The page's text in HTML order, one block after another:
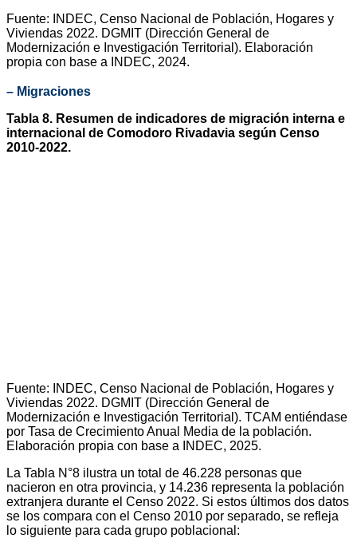
Fuente: INDEC, Censo Nacional de Población, Hogares y
Viviendas 2022. DGMIT (Dirección General de
Modernización e Investigación Territorial). Elaboración
propia con base a INDEC, 2024.
– Migraciones
Tabla 8. Resumen de indicadores de migración interna e
internacional de Comodoro Rivadavia según Censo
2010-2022.
Fuente: INDEC, Censo Nacional de Población, Hogares y
Viviendas 2022. DGMIT (Dirección General de
Modernización e Investigación Territorial). TCAM entiéndase
por Tasa de Crecimiento Anual Media de la población.
Elaboración propia con base a INDEC, 2025.
La Tabla N°8 ilustra un total de 46.228 personas que
nacieron en otra provincia, y 14.236 representa la población
extranjera durante el Censo 2022. Si estos últimos dos datos
se los compara con el Censo 2010 por separado, se refleja
lo siguiente para cada grupo poblacional: